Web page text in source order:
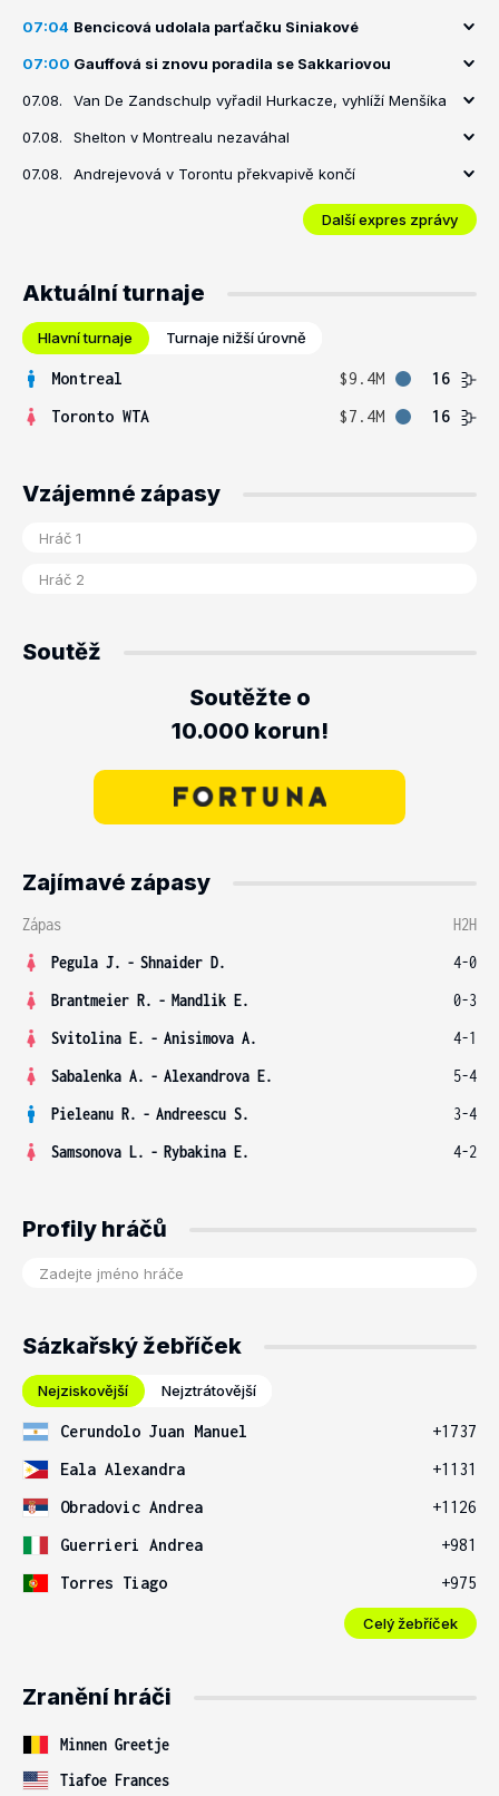
07:04 Bencicová udolala parťačku Siniakové
07:00 Gauffová si znovu poradila se Sakkariovou
07.08. Van De Zandschulp vyřadil Hurkacze, vyhlíží Menšíka
07.08. Shelton v Montrealu nezaváhal
07.08. Andrejevová v Torontu překvapivě končí
Další expres zprávy
Aktuální turnaje
Hlavní turnaje Turnaje nižší úrovně
Montreal $9.4M
16
Toronto WTA
$7.4M 16
Vzájemné zápasy
Soutěž
Soutěžte o
10.000 korun!
Zajímavé zápasy
Zápas
H2H
Pegula J. - Shnaider D.
4-0
Brantmeier R. - Mandlik E.
0-3
Svitolina E. - Anisimova A.
4-1
Sabalenka A. - Alexandrova E.
5-4
Pieleanu R. - Andreescu S.
3-4
Samsonova L. - Rybakina E. 4-2
Profily hráčů
Sázkařský žebříček
Nejziskovější Nejztrátovější
Cerundolo Juan Manuel
+1737
Eala Alexandra
+1131
Obradovic Andrea
+1126
Guerrieri Andrea
+981
Torres Tiago
+975
Celý žebříček
Zranění hráči
Minnen Greetje
Tiafoe Frances